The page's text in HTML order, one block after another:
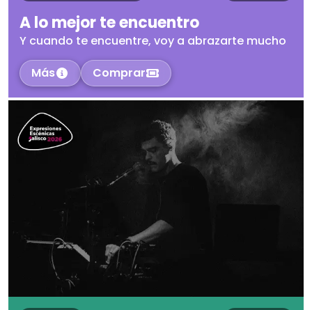
A lo mejor te encuentro
Y cuando te encuentre, voy a abrazarte mucho
Más
Comprar